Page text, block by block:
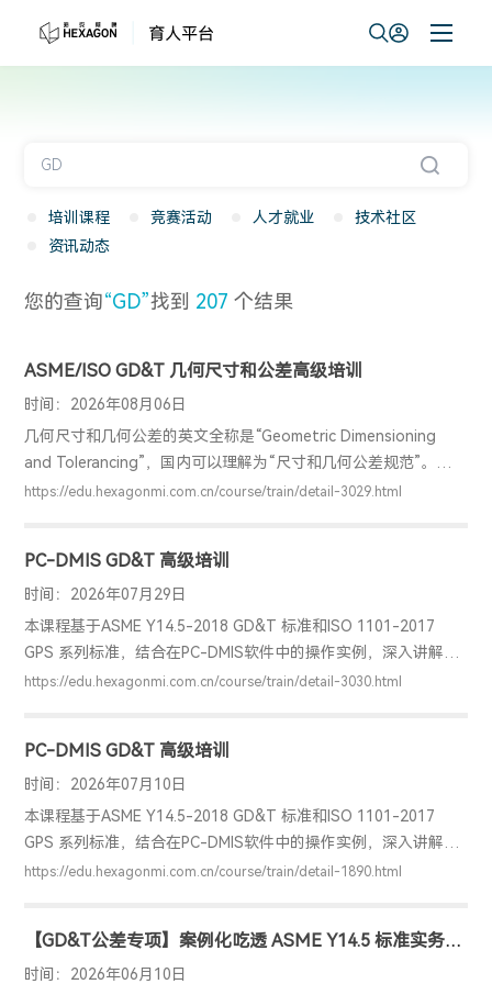
培训课程 竞赛活动 人才就业
技术社区
资讯动态
您的查询“GD”找到 207 个结果
ASME/ISO GD&T 几何尺寸和公差高级培训
时间：2026年08月06日
几何尺寸和几何公差的英文全称是“Geometric Dimensioning
and Tolerancing”，国内可以理解为“尺寸和几何公差规范”。其中
包含尺寸公差和几何公差两部分内容，都是从设计思路、功能实
性很强，所以将有若干实用案例及练习穿插在整个两天的培训
中，这些案例将引导学员剖析GD&T在设计、装配、检测中等等
方面的优点，让学员理解且学会应用GD&T，并深刻的了解GD&T
的概念和背后的逻辑，即“满足功能的情况下，放宽公差”。
https://edu.hexagonmi.com.cn/course/train/detail-3029.html
PC-DMIS GD&T 高级培训
时间：2026年07月29日
本课程基于ASME Y14.5-2018 GD&T 标准和ISO 1101-2017
GPS 系列标准，结合在PC-DMIS软件中的操作实例，深入讲解标
准，从概念理解、标准对比、具体软件应用等方面帮助学员掌握
应用GD&T/GPS 标准及在PC-DMIS 软件中的具体实现方式
https://edu.hexagonmi.com.cn/course/train/detail-3030.html
PC-DMIS GD&T 高级培训
时间：2026年07月10日
本课程基于ASME Y14.5-2018 GD&T 标准和ISO 1101-2017
GPS 系列标准，结合在PC-DMIS软件中的操作实例，深入讲解标
准，从概念理解、标准对比、具体软件应用等方面帮助学员掌握
应用GD&T/GPS 标准及在PC-DMIS 软件中的具体实现方式
https://edu.hexagonmi.com.cn/course/train/detail-1890.html
【GD&T公差专项】案例化吃透 ASME Y14.5 标准实务
（ASME GD&T 高级培训）
时间：2026年06月10日